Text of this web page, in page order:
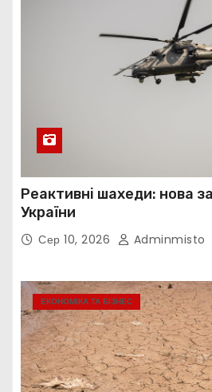
Реактивні шахеди: нова
України
Сер 10, 2026 Adminmisto
ЕКОНОМІКА ТА БІЗНЕС